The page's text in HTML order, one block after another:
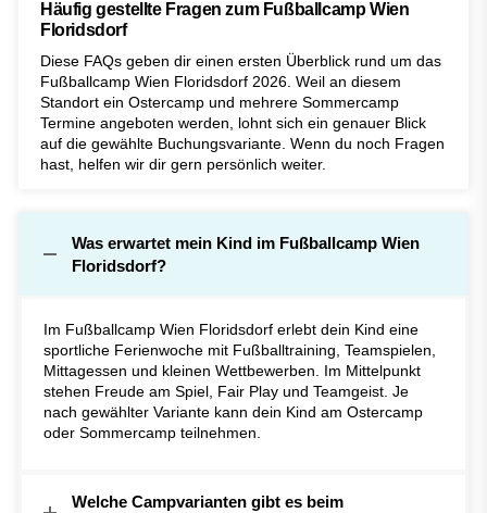
Häufig gestellte Fragen zum Fußballcamp Wien
Floridsdorf
Diese FAQs geben dir einen ersten Überblick rund um das
Fußballcamp Wien Floridsdorf 2026. Weil an diesem
Standort ein Ostercamp und mehrere Sommercamp
Termine angeboten werden, lohnt sich ein genauer Blick
auf die gewählte Buchungsvariante. Wenn du noch Fragen
hast, helfen wir dir gern persönlich weiter.
Was erwartet mein Kind im Fußballcamp Wien
Floridsdorf?
Im Fußballcamp Wien Floridsdorf erlebt dein Kind eine
sportliche Ferienwoche mit Fußballtraining, Teamspielen,
Mittagessen und kleinen Wettbewerben. Im Mittelpunkt
stehen Freude am Spiel, Fair Play und Teamgeist. Je
nach gewählter Variante kann dein Kind am Ostercamp
oder Sommercamp teilnehmen.
Welche Campvarianten gibt es beim